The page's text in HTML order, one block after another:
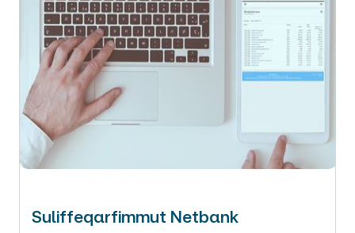
Suliffeqarfimmut Netbank